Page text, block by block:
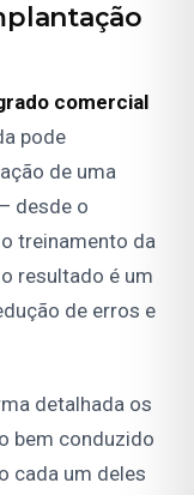
comercial
pode
de uma
desde o
treinamento da
resultado é um
de erros e
detalhada os
bem conduzido
cada um deles